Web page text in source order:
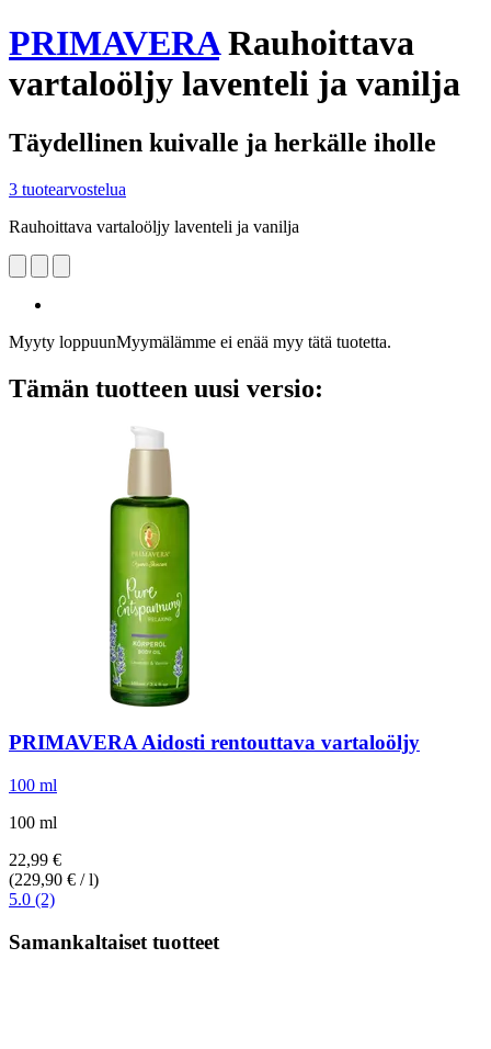
PRIMAVERARauhoittava
vartaloöljy laventeli ja vanilja
Täydellinen kuivalle ja herkälle iholle
3 tuotearvostelua
Rauhoittava vartaloöljy laventeli ja vanilja
Myyty loppuunMyymälämme ei enää myy tätä tuotetta.
Tämän tuotteen uusi versio:
PRIMAVERAAidosti rentouttava vartaloöljy
100 ml
100 ml
22,99 €
(229,90 € / l)
5.0 (2)
Samankaltaiset tuotteet